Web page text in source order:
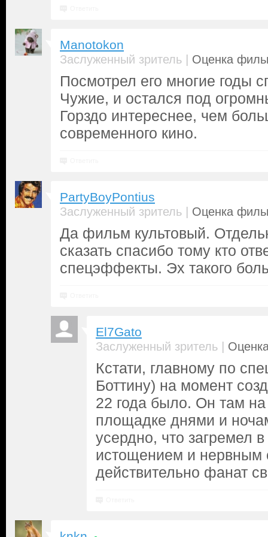
Manotokon
Заслуженный зритель | Оценка
Посмотрел его многие годы
Чужие, и остался под
Горздо интереснее, чем
современного кино.
PartyBoyPontius
Заслуженный зритель | Оценка
Да фильм культовый.
сказать спасибо тому кто
спецэффекты. Эх такого
El7Gato
Заслуженный зритель |
Кстати, главному по
Боттину) на момент
22 года было. Он там
площадке днями и
усердно, что загремел
истощением и нервным
действительно фанат